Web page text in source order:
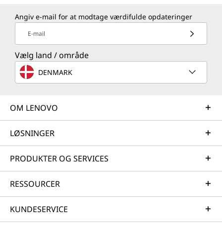
Angiv e-mail for at modtage værdifulde opdateringer
E-mail
Vælg land / område
DENMARK
OM LENOVO
LØSNINGER
PRODUKTER OG SERVICES
RESSOURCER
KUNDESERVICE